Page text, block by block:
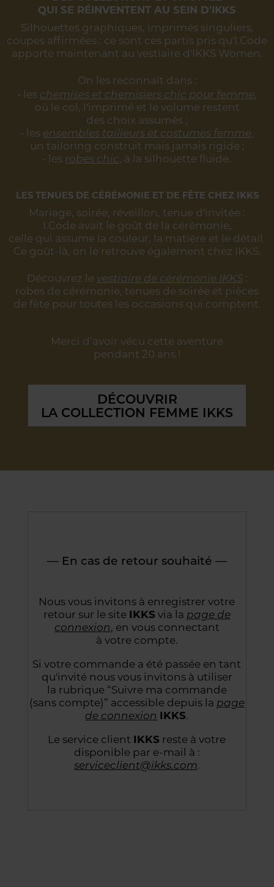
QUI SE RÉINVENTENT AU SEIN D'IKKS
Silhouettes graphiques, imprimés singuliers,
coupes affirmées : ce sont ces partis pris qu'I.Code
apporte maintenant au vestiaire d'IKKS Women.
On les reconnaît dans :
• les chemises et chemisiers chic pour femme,
où le col, l'imprimé et le volume restent
des choix assumés ;
• les ensembles tailleurs et costumes femme,
un tailoring construit mais jamais rigide ;
• les robes chic, à la silhouette fluide.
LES TENUES DE CÉRÉMONIE ET DE FÊTE CHEZ IKKS
Mariage, soirée, réveillon, tenue d'invitée :
I.Code avait le goût de la cérémonie,
celle qui assume la couleur, la matière et le détail.
Ce goût-là, on le retrouve également chez IKKS.
Découvrez le vestiaire de cérémonie IKKS:
robes de cérémonie, tenues de soirée et pièces
de fête pour toutes les occasions qui comptent.
Merci d’avoir vécu cette aventure
pendant 20 ans !
DÉCOUVRIR
LA COLLECTION FEMME IKKS
— En cas de retour souhaité —
Nous vous invitons à enregistrer votre
retour sur le site IKKS via la page de
connexion, en vous connectant
à votre compte.
Si votre commande a été passée en tant
qu'invité nous vous invitons à utiliser
la rubrique “Suivre ma commande
(sans compte)” accessible depuis la page
de connexion IKKS.
Le service client IKKS reste à votre
disponible par e-mail à :
serviceclient@ikks.com.